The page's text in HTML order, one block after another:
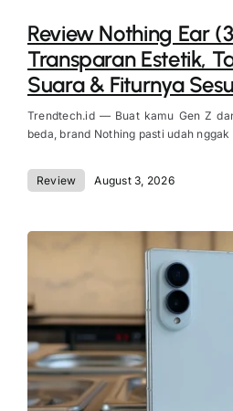
Review Nothing Ear
Transparan Estetik,
Suara & Fiturnya
Trendtech.id — Buat kamu Gen Z
beda, brand Nothing pasti udah
Review August 3, 2026